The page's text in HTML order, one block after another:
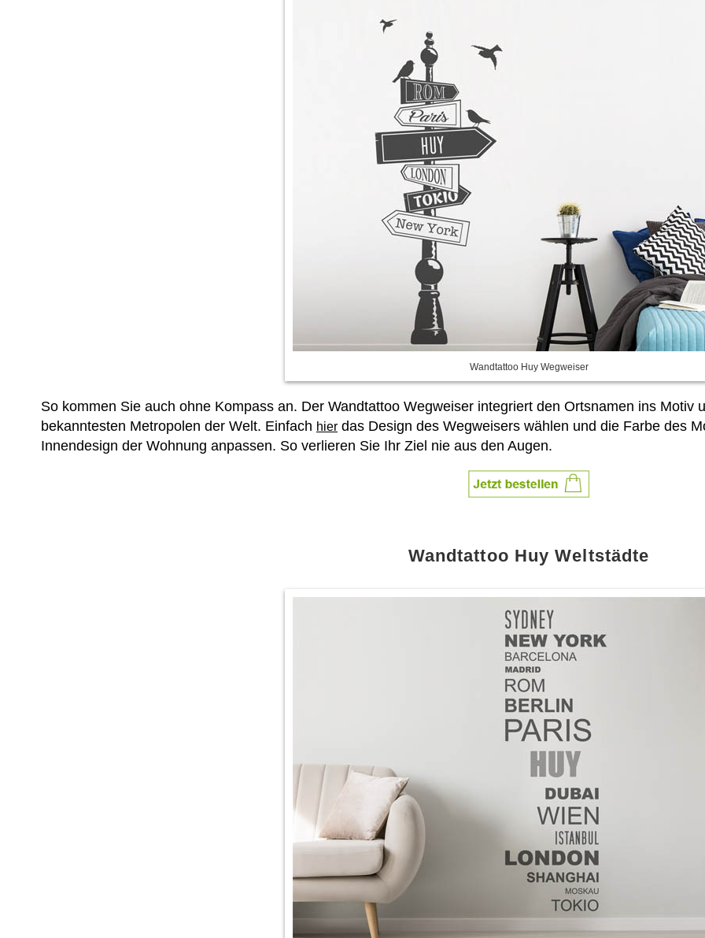
Wandtattoo Huy Wegweiser
So kommen Sie auch ohne Kompass an. Der Wandtattoo Wegweiser integriert den Ortsnamen ins Motiv
bekanntesten Metropolen der Welt. Einfach hier das Design des Wegweisers wählen und die Farbe des
Innendesign der Wohnung anpassen. So verlieren Sie Ihr Ziel nie aus den Augen.
Wandtattoo Huy Weltstädte